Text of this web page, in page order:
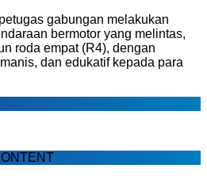
gabungan melakukan
bermotor yang melintas,
roda empat (R4), dengan
dan edukatif kepada para